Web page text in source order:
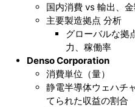
国内消費 vs 輸出、
主要製造拠点 分析
グローバルな拠
力、稼働率
Denso Corporation
消費単位（量）
静電半導体ウェハチ
てられた収益の割合